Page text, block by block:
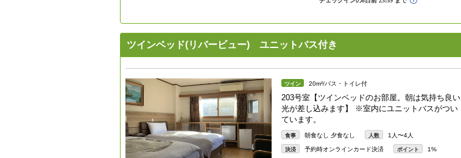
ツインベッド(リバービュー) ユニットバス付き
ツイン 20m²/バス・トイレ付
203号室【ツインベッドのお部屋。朝は気持ち良い
光が差し込みます】 ※室内にユニットバスがつい
ています。
食事 朝食なし 夕食なし 人数 1人〜4人
決済 予約時オンラインカード決済 ポイント 1%